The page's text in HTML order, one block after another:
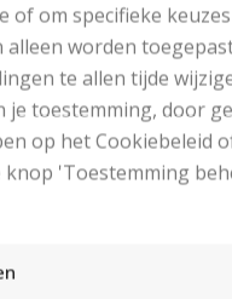
of om specifieke keuzes
alleen worden
te allen tijde
je toestemming, door
op het Cookiebeleid
knop 'Toestemming